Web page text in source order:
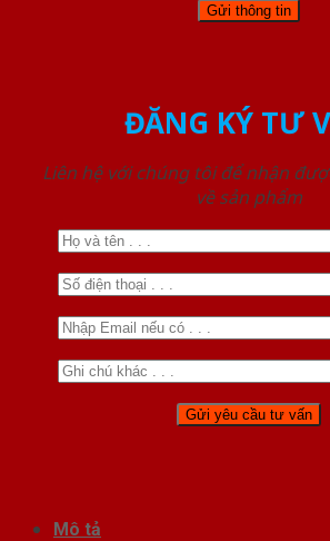
ĐĂNG KÝ TƯ
Liên hệ với chúng tôi để nhận
về sản phẩm
Mô tả